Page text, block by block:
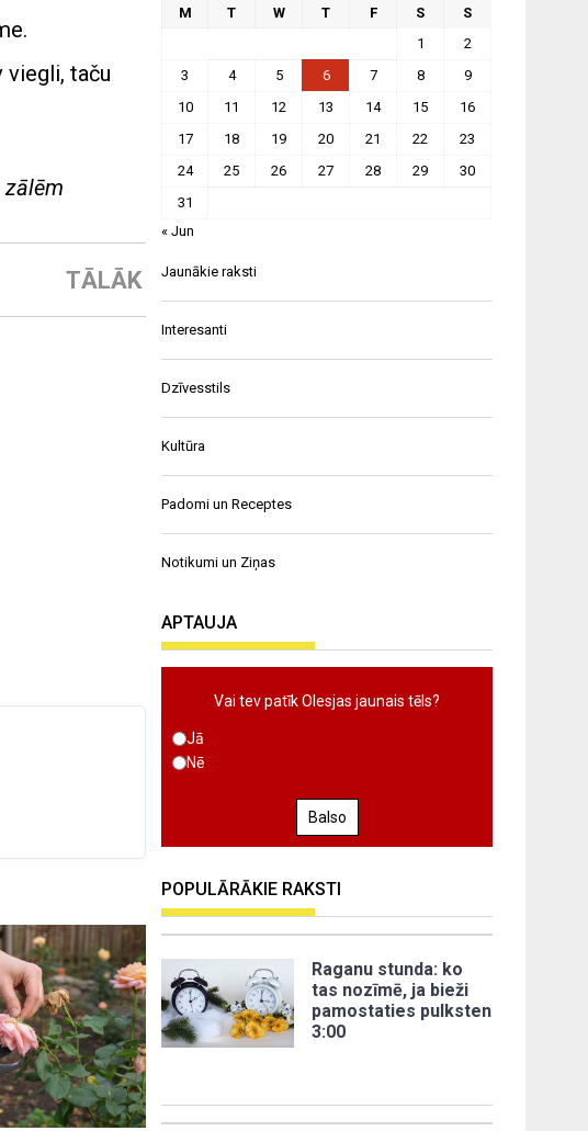
viegli, taču
TĀLĀK
M T W T F S
S
1
2
3
4 5 6 7 8
9
10
11 12 13 14 15
16
17
18 19 20 21 22
23
24
25 26 27 28 29
30
31
« Jun
Jaunākie raksti
Interesanti
Dzīvesstils
Kultūra
Padomi un Receptes
Notikumi un Ziņas
APTAUJA
Vai tev patīk Olesjas jaunais tēls?
Jā
Nē
Balso
POPULĀRĀKIE RAKSTI
Raganu stunda: ko
tas nozīmē, ja bieži
pamostaties pulksten
3:00